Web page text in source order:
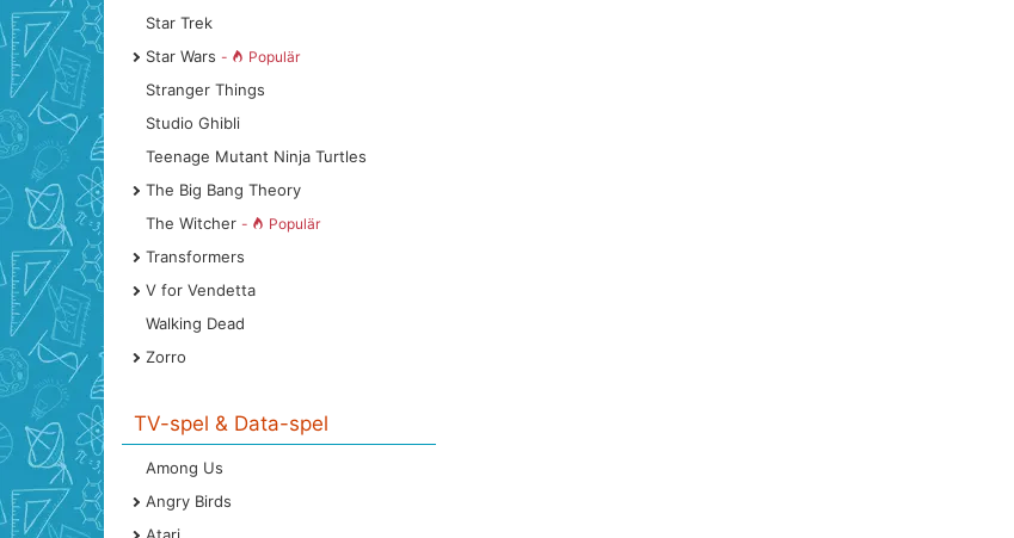
Star Trek
Star Wars - Populär
Stranger Things
Studio Ghibli
Teenage Mutant Ninja Turtles
The Big Bang Theory
The Witcher - Populär
Transformers
V for Vendetta
Walking Dead
Zorro
TV-spel & Data-spel
Among Us
Angry Birds